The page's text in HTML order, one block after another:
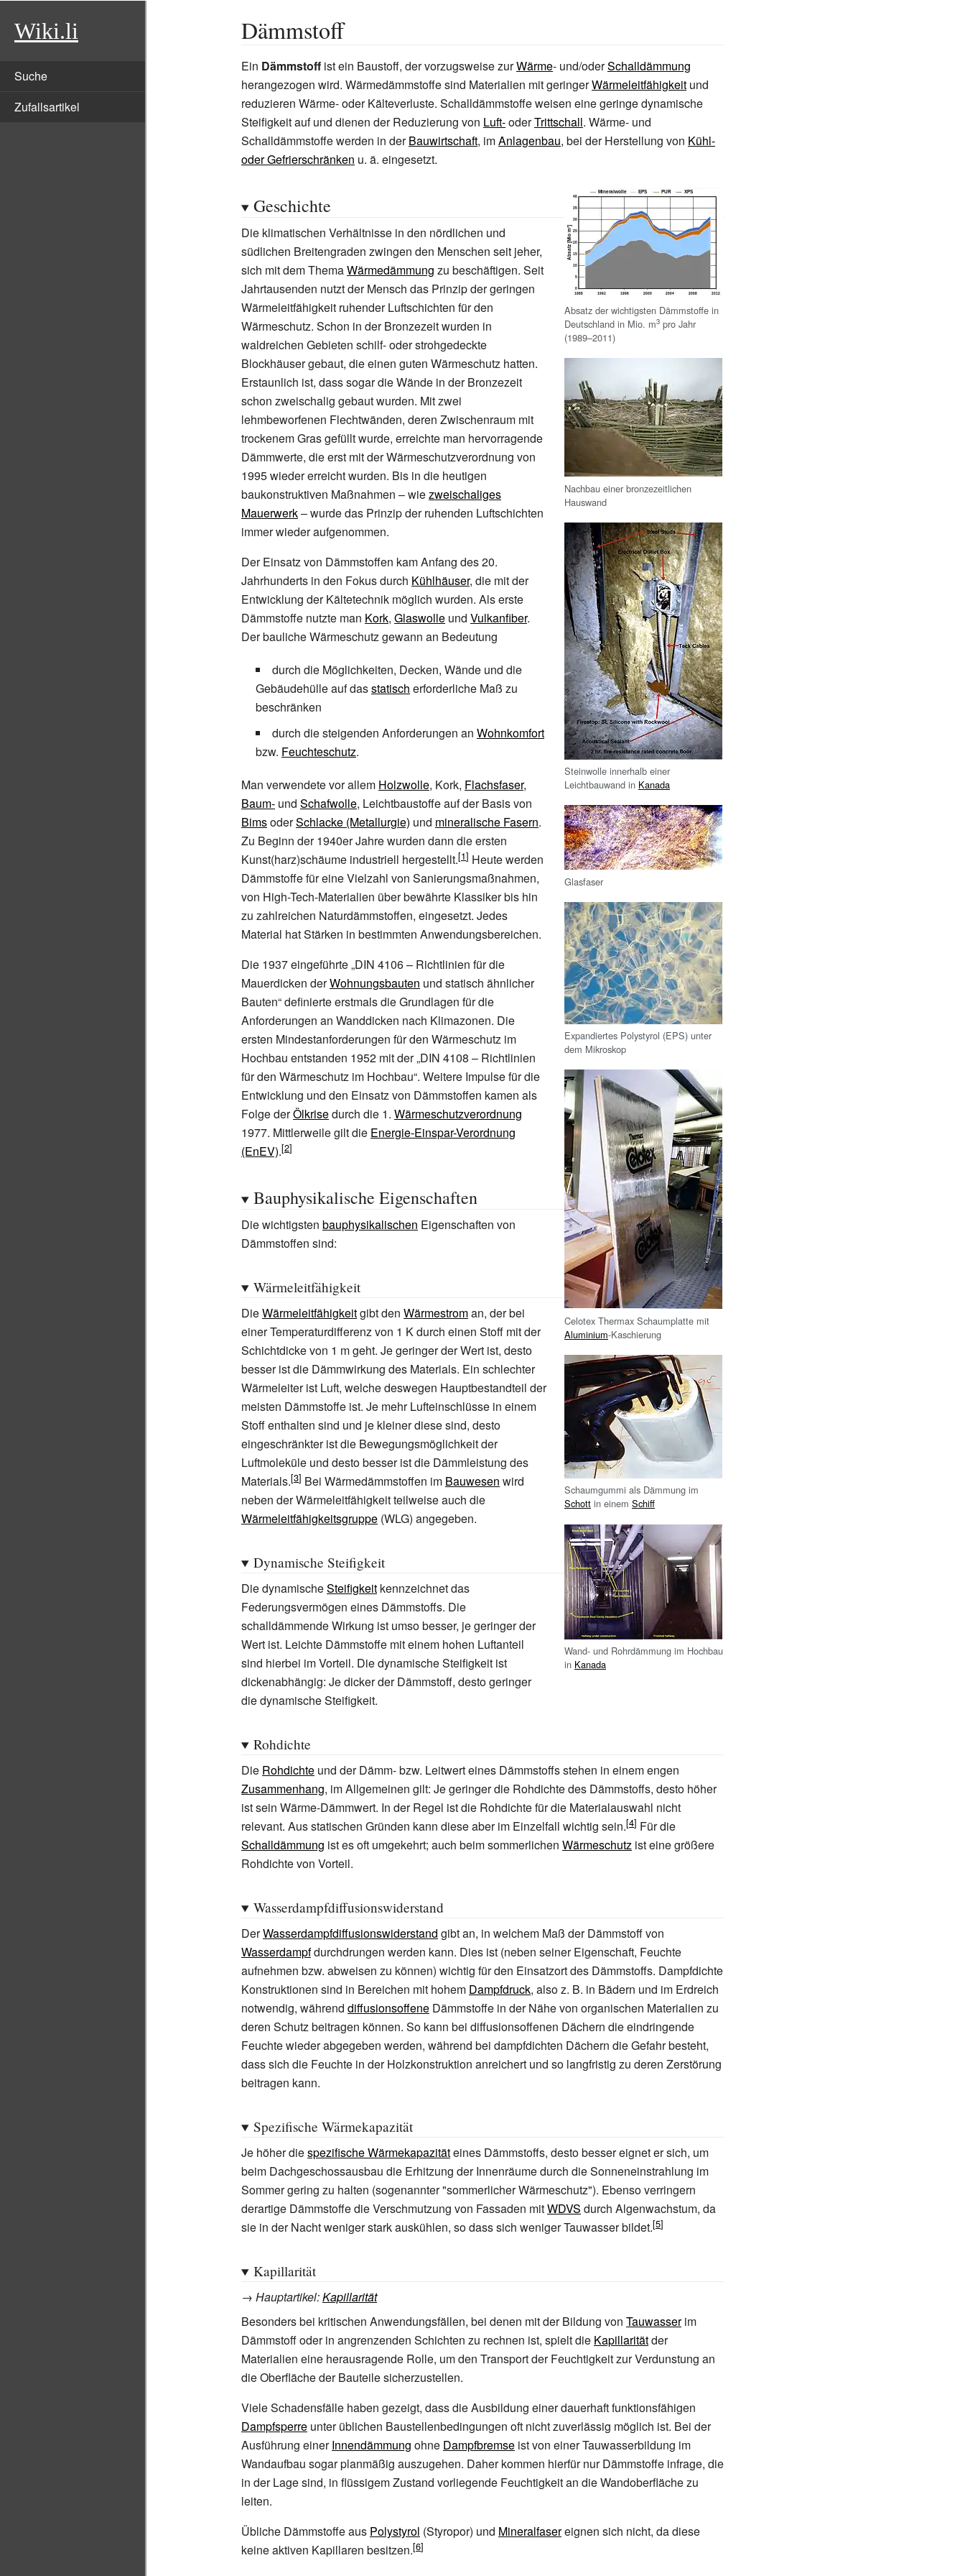
Wiki.li
Suche
Zufallsartikel
Dämmstoff
Ein Dämmstoff ist ein Baustoff, der vorzugsweise zurWärme- und/oderSchalldämmung
herangezogen wird. Wärmedämmstoffe sind Materialien mit geringerWärmeleitfähigkeit und
reduzieren Wärme- oder Kälteverluste. Schalldämmstoffe weisen eine geringe dynamische
Steifigkeit auf und dienen der Reduzierung von Luft-oderTrittschall. Wärme- und
Schalldämmstoffe werden in derBauwirtschaft, imAnlagenbau, bei der Herstellung von Kühl-
oder Gefrierschränken u. ä. eingesetzt.
Absatz der wichtigsten Dämmstoffe in
Deutschland in Mio. m3 pro Jahr
(1989–2011)
Nachbau einer bronzezeitlichen
Hauswand
Steinwolle innerhalb einer
Leichtbauwand in Kanada
Glasfaser
Expandiertes Polystyrol (EPS) unter
dem Mikroskop
Celotex Thermax Schaumplatte mit
Aluminium-Kaschierung
Schaumgummi als Dämmung im
Schott in einem Schiff
Wand- und Rohrdämmung im Hochbau
in Kanada
Geschichte
Die klimatischen Verhältnisse in den nördlichen und
südlichen Breitengraden zwingen den Menschen seit jeher,
sich mit dem ThemaWärmedämmung zu beschäftigen. Seit
Jahrtausenden nutzt der Mensch das Prinzip der geringen
Wärmeleitfähigkeit ruhender Luftschichten für den
Wärmeschutz. Schon in der Bronzezeit wurden in
waldreichen Gebieten schilf- oder strohgedeckte
Blockhäuser gebaut, die einen guten Wärmeschutz hatten.
Erstaunlich ist, dass sogar die Wände in der Bronzezeit
schon zweischalig gebaut wurden. Mit zwei
lehmbeworfenen Flechtwänden, deren Zwischenraum mit
trockenem Gras gefüllt wurde, erreichte man hervorragende
Dämmwerte, die erst mit der Wärmeschutzverordnung von
1995 wieder erreicht wurden. Bis in die heutigen
baukonstruktiven Maßnahmen – wiezweischaliges
Mauerwerk– wurde das Prinzip der ruhenden Luftschichten
immer wieder aufgenommen.
Der Einsatz von Dämmstoffen kam Anfang des 20.
Jahrhunderts in den Fokus durch Kühlhäuser, die mit der
Entwicklung der Kältetechnik möglich wurden. Als erste
Dämmstoffe nutzte man Kork, Glaswolle und Vulkanfiber.
Der bauliche Wärmeschutz gewann an Bedeutung
durch die Möglichkeiten, Decken, Wände und die
Gebäudehülle auf dasstatisch erforderliche Maß zu
beschränken
durch die steigenden Anforderungen an Wohnkomfort
bzw. Feuchteschutz.
Man verwendete vor allem Holzwolle, Kork, Flachsfaser,
Baum- und Schafwolle, Leichtbaustoffe auf der Basis von
BimsoderSchlacke (Metallurgie) und mineralische Fasern.
Zu Beginn der 1940er Jahre wurden dann die ersten
Kunst(harz)schäume industriell hergestellt.
Heute werden
Dämmstoffe für eine Vielzahl von Sanierungsmaßnahmen,
von High-Tech-Materialien über bewährte Klassiker bis hin
zu zahlreichen Naturdämmstoffen, eingesetzt. Jedes
Material hat Stärken in bestimmten Anwendungsbereichen.
Die 1937 eingeführte „DIN 4106 – Richtlinien für die
Mauerdicken derWohnungsbauten und statisch ähnlicher
Bauten“ definierte erstmals die Grundlagen für die
Anforderungen an Wanddicken nach Klimazonen. Die
ersten Mindestanforderungen für den Wärmeschutz im
Hochbau entstanden 1952 mit der „DIN 4108 – Richtlinien
für den Wärmeschutz im Hochbau“. Weitere Impulse für die
Entwicklung und den Einsatz von Dämmstoffen kamen als
Folge derÖlkrisedurch die 1. Wärmeschutzverordnung
1977. Mittlerweile gilt die Energie-Einspar-Verordnung
(EnEV).
Bauphysikalische Eigenschaften
Die wichtigsten bauphysikalischen Eigenschaften von
Dämmstoffen sind:
Wärmeleitfähigkeit
DieWärmeleitfähigkeitgibt den Wärmestroman, der bei
einer Temperaturdifferenz von 1 K durch einen Stoff mit der
Schichtdicke von 1 m geht. Je geringer der Wert ist, desto
besser ist die Dämmwirkung des Materials. Ein schlechter
Wärmeleiter ist Luft, welche deswegen Hauptbestandteil der
meisten Dämmstoffe ist. Je mehr Lufteinschlüsse in einem
Stoff enthalten sind und je kleiner diese sind, desto
eingeschränkter ist die Bewegungsmöglichkeit der
Luftmoleküle und desto besser ist die Dämmleistung des
Materials.
Bei Wärmedämmstoffen im Bauwesen wird
neben der Wärmeleitfähigkeit teilweise auch die
Wärmeleitfähigkeitsgruppe (WLG) angegeben.
Dynamische Steifigkeit
Die dynamischeSteifigkeit kennzeichnet das
Federungsvermögen eines Dämmstoffs. Die
schalldämmende Wirkung ist umso besser, je geringer der
Wert ist. Leichte Dämmstoffe mit einem hohen Luftanteil
sind hierbei im Vorteil. Die dynamische Steifigkeit ist
dickenabhängig: Je dicker der Dämmstoff, desto geringer
die dynamische Steifigkeit.
Rohdichte
Die Rohdichte und der Dämm- bzw. Leitwert eines Dämmstoffs stehen in einem engen
Zusammenhang, im Allgemeinen gilt: Je geringer die Rohdichte des Dämmstoffs, desto höher
ist sein Wärme-Dämmwert. In der Regel ist die Rohdichte für die Materialauswahl nicht
relevant. Aus statischen Gründen kann diese aber im Einzelfall wichtig sein.
Für die
Schalldämmung ist es oft umgekehrt; auch beim sommerlichen Wärmeschutz ist eine größere
Rohdichte von Vorteil.
Wasserdampfdiffusionswiderstand
DerWasserdampfdiffusionswiderstand gibt an, in welchem Maß der Dämmstoff von
Wasserdampfdurchdrungen werden kann. Dies ist (neben seiner Eigenschaft, Feuchte
aufnehmen bzw. abweisen zu können) wichtig für den Einsatzort des Dämmstoffs. Dampfdichte
Konstruktionen sind in Bereichen mit hohem Dampfdruck, also z. B. in Bädern und im Erdreich
notwendig, während diffusionsoffene Dämmstoffe in der Nähe von organischen Materialien zu
deren Schutz beitragen können. So kann bei diffusionsoffenen Dächern die eindringende
Feuchte wieder abgegeben werden, während bei dampfdichten Dächern die Gefahr besteht,
dass sich die Feuchte in der Holzkonstruktion anreichert und so langfristig zu deren Zerstörung
beitragen kann.
Spezifische Wärmekapazität
Je höher diespezifische Wärmekapazitäteines Dämmstoffs, desto besser eignet er sich, um
beim Dachgeschossausbau die Erhitzung der Innenräume durch die Sonneneinstrahlung im
Sommer gering zu halten (sogenannter "sommerlicher Wärmeschutz"). Ebenso verringern
derartige Dämmstoffe die Verschmutzung von Fassaden mitWDVS durch Algenwachstum, da
sie in der Nacht weniger stark auskühlen, so dass sich weniger Tauwasser bildet.
Kapillarität
→ Hauptartikel:Kapillarität
Besonders bei kritischen Anwendungsfällen, bei denen mit der Bildung von Tauwasserim
Dämmstoff oder in angrenzenden Schichten zu rechnen ist, spielt die Kapillaritätder
Materialien eine herausragende Rolle, um den Transport der Feuchtigkeit zur Verdunstung an
die Oberfläche der Bauteile sicherzustellen.
Viele Schadensfälle haben gezeigt, dass die Ausbildung einer dauerhaft funktionsfähigen
Dampfsperre unter üblichen Baustellenbedingungen oft nicht zuverlässig möglich ist. Bei der
Ausführung einerInnendämmung ohne Dampfbremse ist von einer Tauwasserbildung im
Wandaufbau sogar planmäßig auszugehen. Daher kommen hierfür nur Dämmstoffe infrage, die
in der Lage sind, in flüssigem Zustand vorliegende Feuchtigkeit an die Wandoberfläche zu
leiten.
Übliche Dämmstoffe aus Polystyrol (Styropor) und Mineralfasereignen sich nicht, da diese
keine aktiven Kapillaren besitzen.